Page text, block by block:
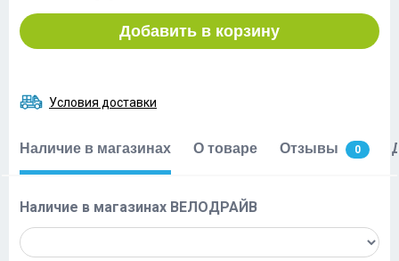
Добавить в корзину
Условия доставки
Наличие в магазинах О товаре Отзывы 0
Наличие в магазинах ВЕЛОДРАЙВ